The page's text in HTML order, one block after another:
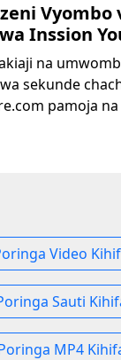
Vyombo
Inssion
na
sekunde
pamoja
Video
Sauti
MP4